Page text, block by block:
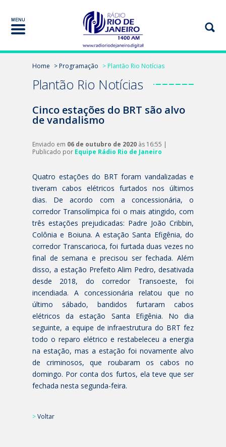
Home > Programação > Plantão Rio Notícias
Plantão Rio Notícias
Cinco estações do BRT são alvo
de vandalismo
Enviado em 06 de outubro de 2020 às 16:55 |
Publicado por Equipe Rádio Rio de Janeiro
Quatro estações do BRT foram vandalizadas e
tiveram cabos elétricos furtados nos últimos
dias. De acordo com a concessionária, o
corredor Transolímpica foi o mais atingido, com
três estações prejudicadas: Padre João Cribbin,
Colônia e Boiuna. A estação Santa Efigênia, do
corredor Transcarioca, foi furtada duas vezes no
final de semana e precisou ser fechada. Além
disso, a estação Prefeito Alim Pedro, desativada
desde 2018, do corredor Transoeste, foi
incendiada. A concessionária relatou que no
último sábado, bandidos furtaram cabos
elétricos da estação Santa Efigênia. No dia
seguinte, a equipe de infraestrutura do BRT fez
todo o reparo elétrico e restabeleceu a energia
na estação, mas a estação foi novamente alvo
de criminosos, que roubaram os cabos no
domingo. Por conta dos furtos, ela teve que ser
fechada nesta segunda-feira.
>Voltar